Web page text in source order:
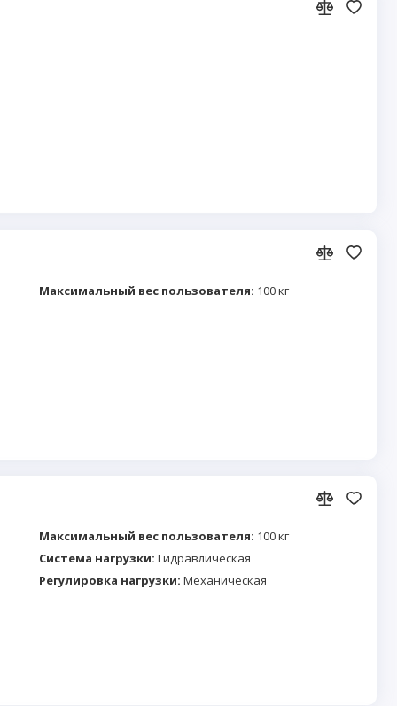
Максимальный вес пользователя: 100 кг
Максимальный вес пользователя: 100 кг
Система нагрузки: Гидравлическая
Регулировка нагрузки: Механическая